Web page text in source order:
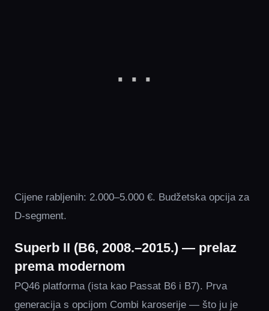
Cijene rabljenih: 2.000–5.000 €. Budžetska opcija za
D-segment.
Superb II (B6, 2008.–2015.) — prelaz
prema modernom
PQ46 platforma (ista kao Passat B6 i B7). Prva
generacija s opcijom Combi karoserije — što ju je